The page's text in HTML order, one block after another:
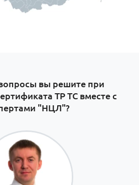
вы решите при
ТР ТС вместе с
"НЦЛ"?